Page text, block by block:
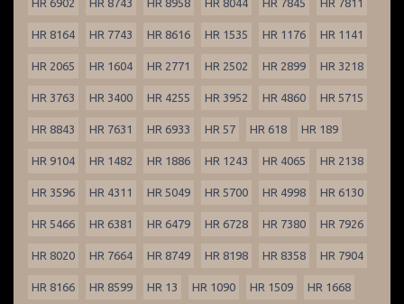
HR 6902 HR 8743 HR 8958 HR 8044 HR 7845 HR 7811
HR 8164 HR 7743 HR 8616 HR 1535 HR 1176 HR 1141
HR 2065 HR 1604 HR 2771 HR 2502 HR 2899 HR 3218
HR 3763 HR 3400 HR 4255 HR 3952 HR 4860 HR 5715
HR 8843 HR 7631 HR 6933 HR 57 HR 618 HR 189
HR 9104 HR 1482 HR 1886 HR 1243 HR 4065 HR 2138
HR 3596 HR 4311 HR 5049 HR 5700 HR 4998 HR 6130
HR 5466 HR 6381 HR 6479 HR 6728 HR 7380 HR 7926
HR 8020 HR 7664 HR 8749 HR 8198 HR 8358 HR 7904
HR 8166 HR 8599 HR 13 HR 1090 HR 1509 HR 1668